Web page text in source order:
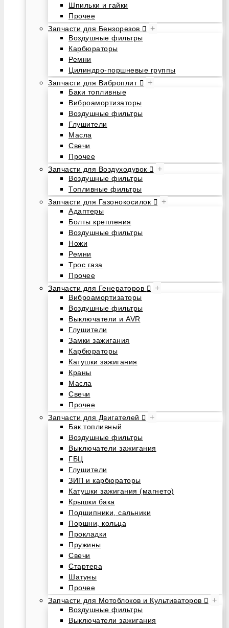
Шпильки и гайки
Прочее
Запчасти для Бензорезов
+
Воздушные фильтры
Карбюраторы
Ремни
Цилиндро-поршневые группы
Запчасти для Виброплит
+
Баки топливные
Виброамортизаторы
Воздушные фильтры
Глушители
Масла
Свечи
Прочее
Запчасти для Воздуходувок
+
Воздушные фильтры
Топливные фильтры
Запчасти для Газонокосилок
+
Адаптеры
Болты крепления
Воздушные фильтры
Ножи
Ремни
Трос газа
Прочее
Запчасти для Генераторов
+
Виброамортизаторы
Воздушные фильтры
Выключатели и AVR
Глушители
Замки зажигания
Карбюраторы
Катушки зажигания
Краны
Масла
Свечи
Прочее
Запчасти для Двигателей
+
Бак топливный
Воздушные фильтры
Выключатели зажигания
ГБЦ
Глушители
ЗИП и карбюраторы
Катушки зажигания (магнето)
Крышки бака
Подшипники, сальники
Поршни, кольца
Прокладки
Пружины
Свечи
Стартера
Шатуны
Прочее
Запчасти для Мотоблоков и Культиваторов
+
Воздушные фильтры
Выключатели зажигания